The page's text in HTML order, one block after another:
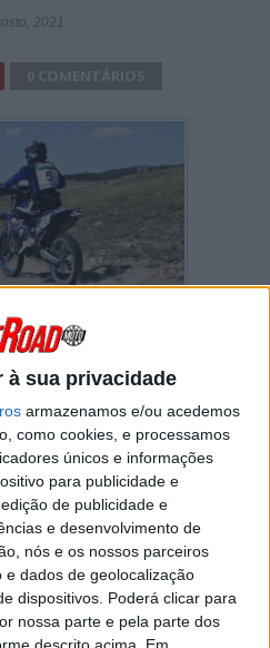
à sua privacidade
armazenamos e/ou acedemos
como cookies, e processamos
únicos e informações
para publicidade e
de publicidade e
e desenvolvimento de
nós e os nossos parceiros
dados de geolocalização
dispositivos. Poderá clicar para
nossa parte e pela parte dos
descrito acima. Em
2021
a Baja da Hungria
que foi a quarta
de Bajas.
ao longo de toda a
tinha no lote dos
objetivo: “acabámos
com sentimento de
lado a lado
do mundo e que
profissionais a
satisfeito o piloto de